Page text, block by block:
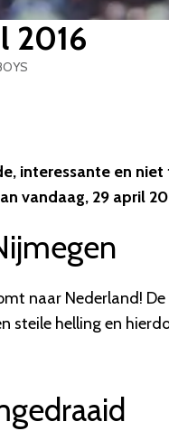
2016
interessante en
vandaag, 29 april
naar Nederland!
steile helling en